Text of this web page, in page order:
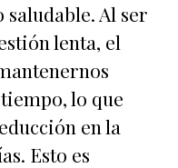
Al ser
lenta, el
lo que
en la
Esto es